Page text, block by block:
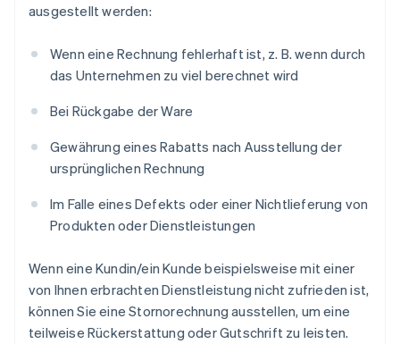
ausgestellt werden:
Wenn eine Rechnung fehlerhaft ist, z. B. wenn durch
das Unternehmen zu viel berechnet wird
Bei Rückgabe der Ware
Gewährung eines Rabatts nach Ausstellung der
ursprünglichen Rechnung
Im Falle eines Defekts oder einer Nichtlieferung von
Produkten oder Dienstleistungen
Wenn eine Kundin/ein Kunde beispielsweise mit einer
von Ihnen erbrachten Dienstleistung nicht zufrieden ist,
können Sie eine Stornorechnung ausstellen, um eine
teilweise Rückerstattung oder Gutschrift zu leisten.